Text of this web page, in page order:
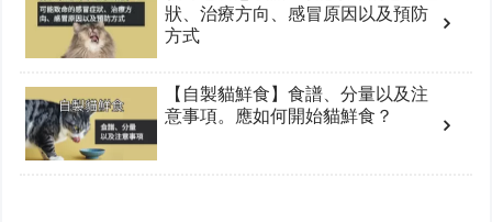
狀、治療方向、感冒原因以及預防
方式
【自製貓鮮食】食譜、分量以及注
意事項。應如何開始貓鮮食？